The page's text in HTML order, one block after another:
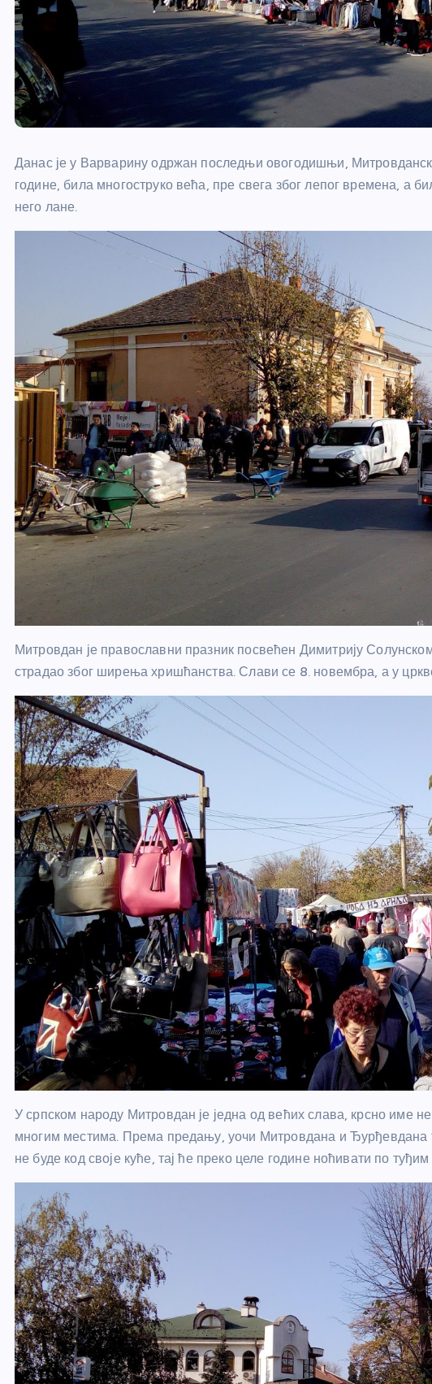
Данас је у Варварину одржан последњи овогодишњи,
године, била многоструко већа, пре свега због лепог времена, а
него лане.
Митровдан је православни празник посвећен Димитрију
страдао због ширења хришћанства. Слави се 8. новембра, а у
У српском народу Митровдан је једна од већих слава, крсно име
многим местима. Према предању, уочи Митровдана и Ђурђевдана
не буде код своје куће, тај ће преко целе године ноћивати по туђим